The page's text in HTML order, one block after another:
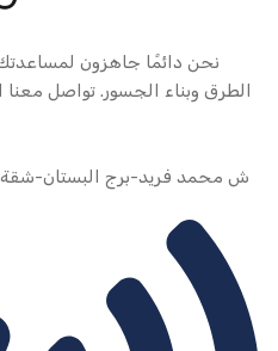
نحن دائمًا جاهزون
الطرق وبناء الجسور. تواصل